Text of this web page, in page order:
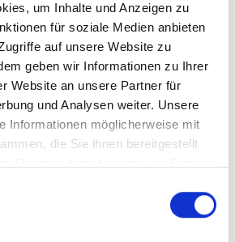
um Inhalte und Anzeigen zu
für soziale Medien anbieten
auf unsere Website zu
geben wir Informationen zu Ihrer
Website an unsere Partner für
und Analysen weiter. Unsere
Informationen möglicherweise mit
die Sie ihnen bereitgestellt